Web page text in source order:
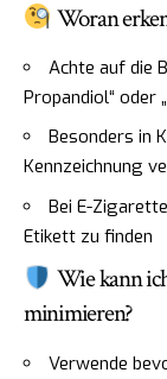
Woran
Achte auf die
Propandiol“ oder
Besonders in
Kennzeichnung
Bei E-
Etikett zu finden
Wie kann
minimieren?
Verwende